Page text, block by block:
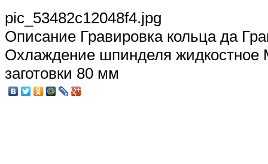
pic_53482c12048f4.jpg
Описание Гравировка кольца да
Охлаждение шпинделя
заготовки 80 мм